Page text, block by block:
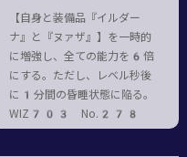
【自身と装備品『イルダー
ナ』と『ヌァザ』】を一時的
に増強し、全ての能力を6倍
にする。ただし、レベル秒後
に1分間の昏睡状態に陥る。
WIZ703 No.278